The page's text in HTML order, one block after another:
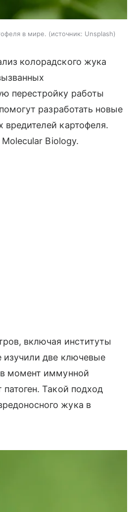
в мире. источник: Unsplash
колорадского жука
перестройку работы
разработать новые
картофеля.
Biology.
включая институты
изучили две ключевые
момент иммунной
Такой подход
жука в